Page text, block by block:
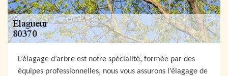
L’élagage d’arbre est notre spécialité, formée par des
équipes professionnelles, nous vous assurons l’élagage de